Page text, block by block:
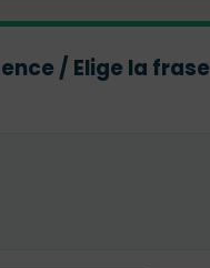
/ Elige la frase